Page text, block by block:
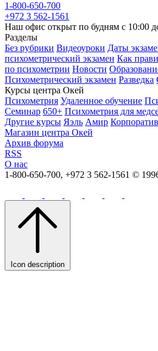
1-800-650-700
+972 3 562-1561
Наш офис открыт по будням с 10:00
Разделы
Без рубрики Видеоуроки Даты
психометрический экзамен Как
по психометрии Новости
Психометрический экзамен Разведка
Курсы центра Окей
Психометрия Удаленное обучение
Семинар 650+ Психометрия для
Другие курсы Яэль Амир
Магазин центра Окей
Архив форума
RSS
О нас
1-800-650-700, +972 3 562-1561 ©
Icon description